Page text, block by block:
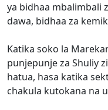
ya bidhaa mbalimbali
dawa, bidhaa za
Katika soko la
punjepunje za Shuliy
hatua, hasa katika
chakula kutokana na